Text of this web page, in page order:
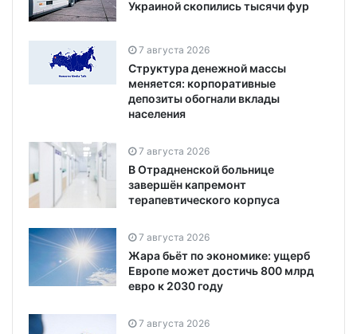
Украиной скопились тысячи фур
7 августа 2026
Структура денежной массы
меняется: корпоративные
депозиты обогнали вклады
населения
7 августа 2026
В Отрадненской больнице
завершён капремонт
терапевтического корпуса
7 августа 2026
Жара бьёт по экономике: ущерб
Европе может достичь 800 млрд
евро к 2030 году
7 августа 2026